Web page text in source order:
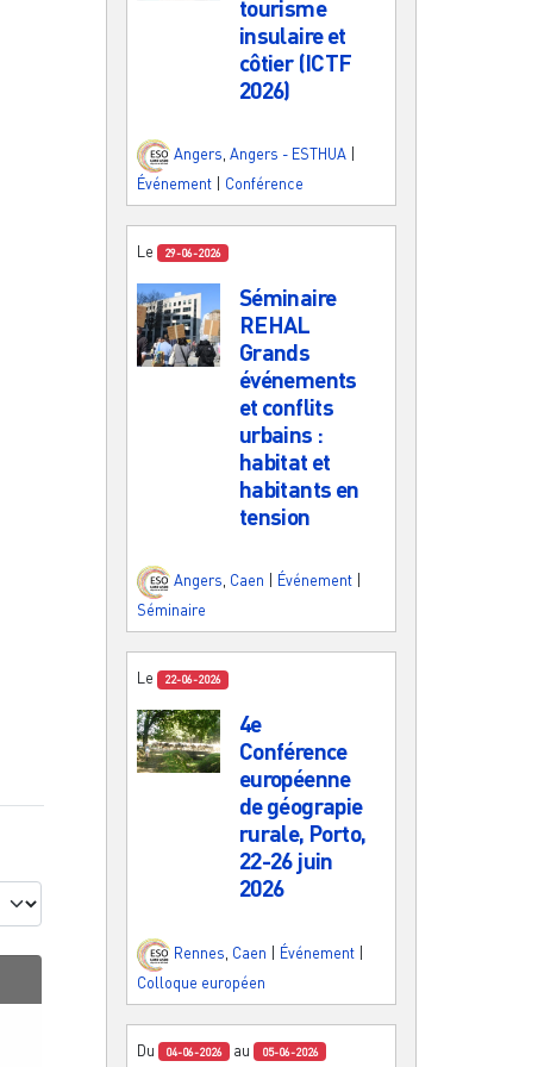
tourisme
insulaire et
côtier (ICTF
2026)
Angers Angers - ESTHUA
Événement
Conférence
Le 29-06-2026
Séminaire
REHAL
Grands
événements
et conflits
urbains :
habitat et
habitants en
tension
Angers, Caen Événement
Séminaire
Le 22-06-2026
4e
Conférence
européenne
de géograpie
rurale, Porto,
22-26 juin
2026
Rennes Caen Événement
Colloque européen
Du 04-06-2026 au 05-06-2026